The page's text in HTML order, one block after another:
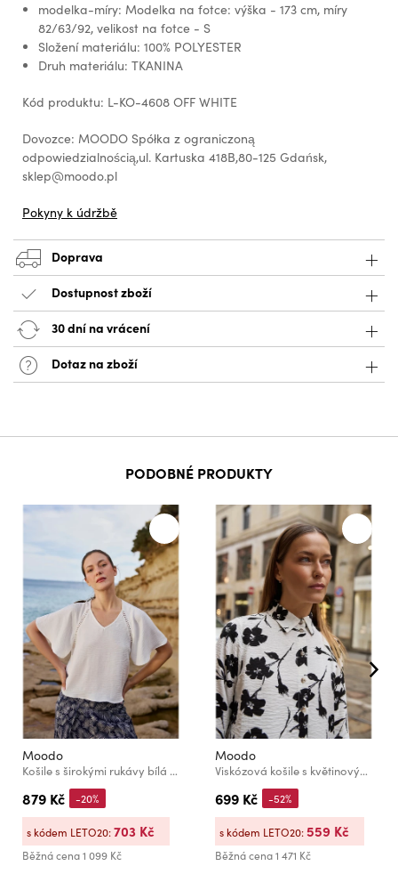
modelka-míry: Modelka na fotce: výška - 173 cm, míry
82/63/92, velikost na fotce - S
Složení materiálu: 100% POLYESTER
Druh materiálu: TKANINA
Kód produktu: L-KO-4608 OFF WHITE
Dovozce: MOODO Spółka z ograniczoną
odpowiedzialnością,ul. Kartuska 418B,80-125 Gdańsk,
sklep@moodo.pl
Pokyny k údržbě
Doprava
Dostupnost zboží
30 dní na vrácení
Dotaz na zboží
PODOBNÉ PRODUKTY
Moodo
Košile s širokými rukávy bílá Moodo
879 Kč
Běžná cena1 099 Kč
-20%
s kódem LETO20:703 Kč
Moodo
Viskózová košile s květinovým vzorem bílá Moodo
699 Kč
Běžná cena1 471 Kč
-52%
s kódem LETO20:559 Kč